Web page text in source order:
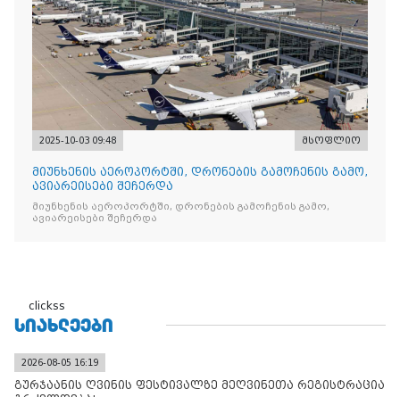
2025-10-03 09:48 მსოფლიო
მიუნხენის აეროპორტში, დრონების გამოჩენის გამო,
ავიარეისები შეჩერდა
მიუნხენის აეროპორტში, დრონების გამოჩენის გამო,
ავიარეისები შეჩერდა
clickss
ᲡᲘᲐᲮᲚᲔᲔᲑᲘ
2026-08-05 16:19
გურჯაანის ღვინის ფესტივალზე მეღვინეთა რეგისტრაცია